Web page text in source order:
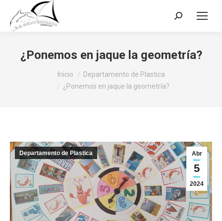
Buscar:
¿Ponemos en jaque la geometría?
Inicio
Departamento de Plastica
¿Ponemos en jaque la geometría?
Abr
5
2024
Departamento de Plastica